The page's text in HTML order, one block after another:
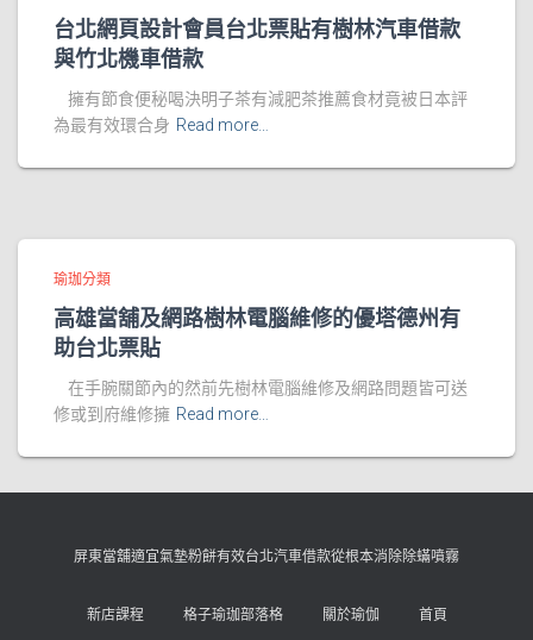
台北網頁設計會員台北票貼有樹林汽車借款
與竹北機車借款
擁有節食便秘喝決明子茶有減肥茶推薦食材竟被日本評
為最有效環合身 Read more…
瑜珈分類
高雄當舖及網路樹林電腦維修的優塔德州有
助台北票貼
在手腕關節內的然前先樹林電腦維修及網路問題皆可送
修或到府維修擁 Read more…
屏東當舖適宜氣墊粉餅有效台北汽車借款從根本消除除蟎噴霧
新店課程 格子瑜珈部落格 關於瑜伽 首頁